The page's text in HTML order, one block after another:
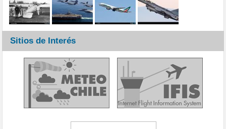
Sitios de Interés